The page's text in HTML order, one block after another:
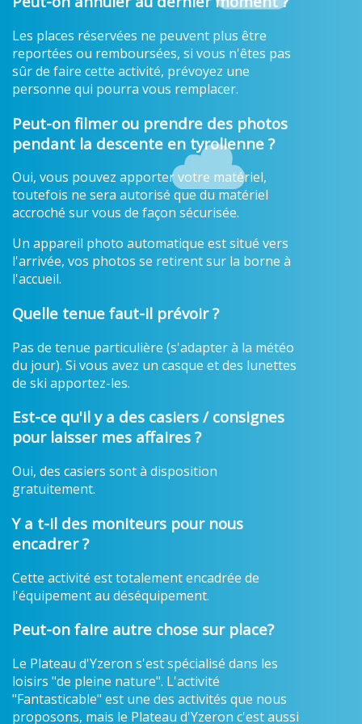
Les places réservées ne peuvent plus être
reportées ou remboursées, si vous n'êtes pas
sûr de faire cette activité, prévoyez une
personne qui pourra vous remplacer.
Peut-on filmer ou prendre des photos
pendant la descente en tyrolienne ?
Oui, vous pouvez apporter votre matériel,
toutefois ne sera autorisé que du matériel
accroché sur vous de façon sécurisée.
Un appareil photo automatique est situé vers
l'arrivée, vos photos se retirent sur la borne à
l'accueil.
Quelle tenue faut-il prévoir ?
Pas de tenue particulière (s'adapter à la météo
du jour). Si vous avez un casque et des lunettes
de ski apportez-les.
Est-ce qu'il y a des casiers / consignes
pour laisser mes affaires ?
Oui, des casiers sont à disposition
gratuitement.
Y a t-il des moniteurs pour nous
encadrer ?
Cette activité est totalement encadrée de
l'équipement au déséquipement.
Peut-on faire autre chose sur place?
Le Plateau d'Yzeron s'est spécialisé dans les
loisirs "de pleine nature". L'activité
"Fantasticable" est une des activités que nous
proposons, mais le Plateau d'Yzeron c'est aussi